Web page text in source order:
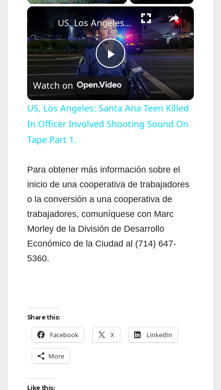
×
P
l
a
V
i
d
US, Los Angeles: Santa Ana Teen Killed In Officer Involved Shooting Sound On Tape Part 1.
Watch on
US, Los Angeles: Santa Ana Teen Killed
In Officer Involved Shooting Sound On
Tape Part 1.
Para obtener más información sobre el
inicio de una cooperativa de trabajadores
o la conversión a una cooperativa de
trabajadores, comuníquese con Marc
Morley de la División de Desarrollo
Económico de la Ciudad al (714) 647-
5360.
Share this:
Facebook X LinkedIn
More
Like this: